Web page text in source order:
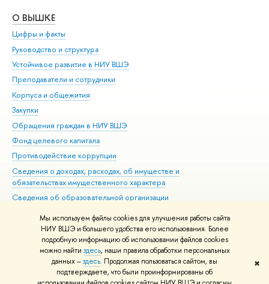
Мы используем файлы cookies для улучшения работы сайта
НИУ ВШЭ и большего удобства его использования. Более
подробную информацию об использовании файлов cookies
можно найти здесь, наши правила обработки персональных
данных –здесь. Продолжая пользоваться сайтом, вы
подтверждаете, что были проинформированы об
✖
О ВЫШКЕ
Цифры и факты
Руководство и структура
Устойчивое развитие в НИУ ВШЭ
Преподаватели и сотрудники
Корпуса и общежития
Закупки
Обращения граждан в НИУ ВШЭ
Фонд целевого капитала
Противодействие коррупции
Сведения о доходах, расходах, об имуществе и
обязательствах имущественного характера
Сведения об образовательной организации
Людям с ограниченными возможностями здоровья
Единая платежная страница
Работа в Вышке